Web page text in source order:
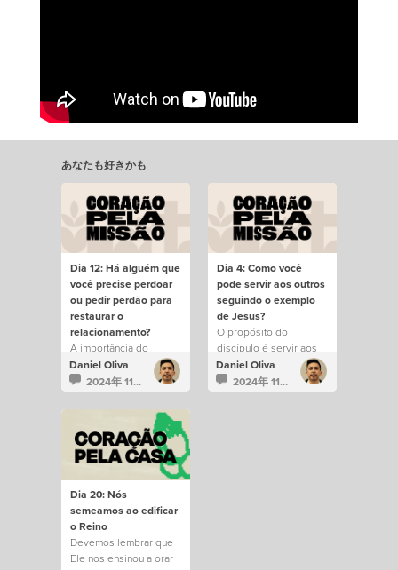
あなたも好きかも
Dia 12: Há alguém que
você precise perdoar
ou pedir perdão para
restaurar o
relacionamento?
A importância do
perdão na comunidade.
Daniel Oliva
2024年 11月 15日
Dia 4: Como você
pode servir aos outros
seguindo o exemplo
de Jesus?
O propósito do
discípulo é servir aos
outros.
Daniel Oliva
2024年 11月 7日
Dia 20: Nós
semeamos ao edificar
o Reino
Devemos lembrar que
Ele nos ensinou a orar